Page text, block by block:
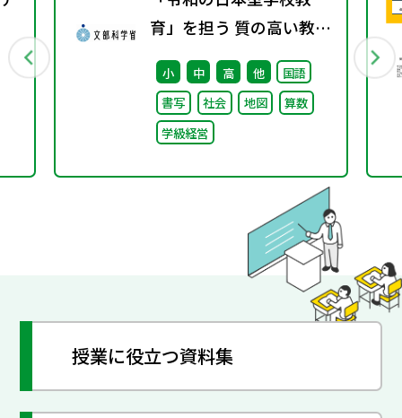
育」を担う 質の高い教師
の確保のための環境整備
に関する 総合的な方策に
ついて （答申）
小 中 高 他
国語
書写
社会 地図
算数
学級経営
授業に役立つ資料集